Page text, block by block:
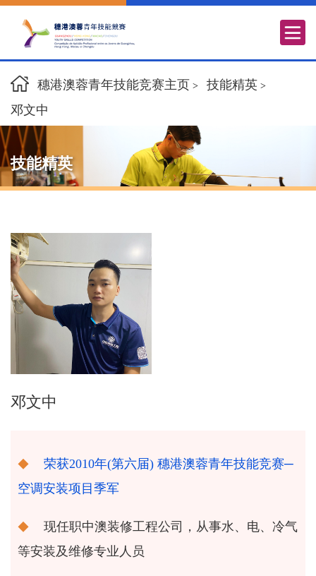
穗港澳蓉青年技能竞赛主页 > 技能精英 >
邓文中
技能精英
邓文中
荣获2010年(第六届) 穗港澳蓉青年技能竞赛─
空调安装项目季军
现任职中澳装修工程公司，从事水、电、冷气
等安装及维修专业人员